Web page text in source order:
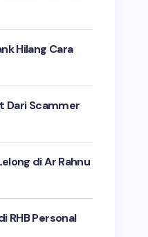
Hilang Cara
Dari Scammer
di Ar Rahnu
RHB Personal